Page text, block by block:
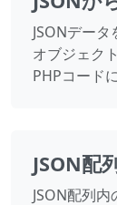
JSONデー
オブジェク
PHPコード
JSON配
JSON配列内